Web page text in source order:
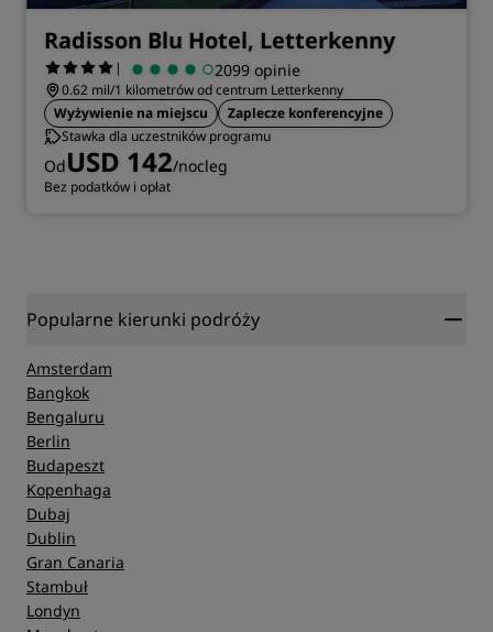
Radisson Blu Hotel, Letterkenny
| 2099 opinie
0.62 mil/1 kilometrów od centrum Letterkenny
Wyżywienie na miejscu
Zaplecze konferencyjne
Stawka dla uczestników programu
OdUSD 142/nocleg
Bez podatków i opłat
Popularne kierunki podróży
Amsterdam
Bangkok
Bengaluru
Berlin
Budapeszt
Kopenhaga
Dubaj
Dublin
Gran Canaria
Stambuł
Londyn